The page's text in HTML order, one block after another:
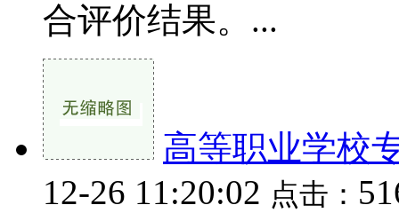
合评价结果。...
高等职业学校
12-26 11:20:02 点击：